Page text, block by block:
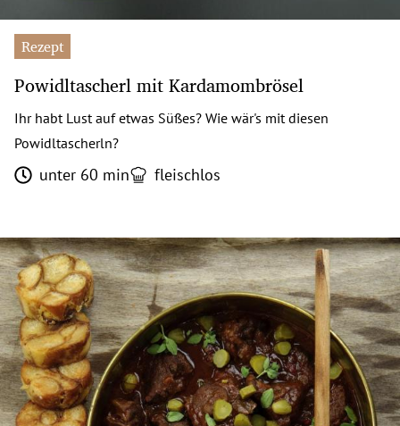
Rezept
Powidltascherl mit Kardamombrösel
Ihr habt Lust auf etwas Süßes? Wie wär's mit diesen
Powidltascherln?
unter 60 min fleischlos